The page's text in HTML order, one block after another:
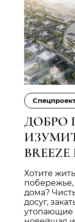
ДОБРО
BREEZE
Хотите
побережье,
дома?
досуг,
утопающие